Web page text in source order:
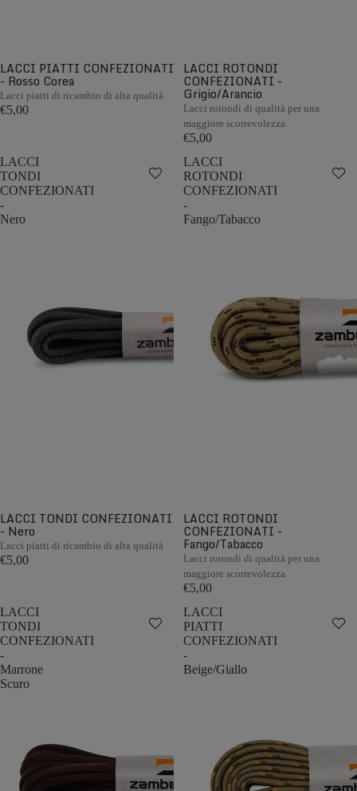
LACCI PIATTI CONFEZIONATI
- Rosso Corea
Lacci piatti di ricambio di alta qualità
€5,00
LACCI ROTONDI
CONFEZIONATI -
Grigio/Arancio
Lacci rotondi di qualità per una
maggiore scorrevolezza
€5,00
LACCI
TONDI
CONFEZIONATI
-
Nero
LACCI TONDI CONFEZIONATI
- Nero
Lacci piatti di ricambio di alta qualità
€5,00
LACCI
ROTONDI
CONFEZIONATI
-
Fango/Tabacco
LACCI ROTONDI
CONFEZIONATI -
Fango/Tabacco
Lacci rotondi di qualità per una
maggiore scorrevolezza
€5,00
LACCI
TONDI
CONFEZIONATI
-
Marrone
Scuro
LACCI
PIATTI
CONFEZIONATI
-
Beige/Giallo